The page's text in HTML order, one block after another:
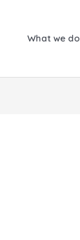
What we do